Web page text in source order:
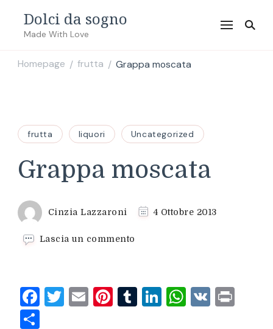
Dolci da sogno
Made With Love
Homepage / frutta / Grappa moscata
frutta liquori Uncategorized
Grappa moscata
Cinzia Lazzaroni 4 Ottobre 2013
Lascia un commento
Facebook
Twitter
EmailPinterest
Tumblr
LinkedIn
VK